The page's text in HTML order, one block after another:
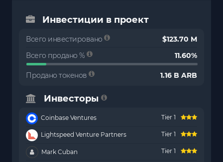
Инвестиции в проект
Всего инвестировано
$123.70 M
Всего продано %
11.60%
Продано токенов 1.16 B ARB
Инвесторы
Coinbase Ventures Tier 1
Lightspeed Venture Partners Tier 1
Mark Cuban Tier 1